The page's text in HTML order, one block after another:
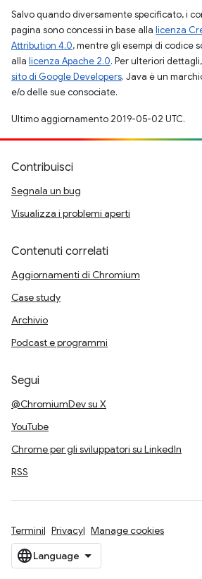
Salvo quando diversamente specificato, i
pagina sono concessi in base alla licenza
Attribution 4.0, mentre gli esempi di codice
alla licenza Apache 2.0. Per ulteriori
sito di Google Developers. Java è un
e/o delle sue consociate.
Ultimo aggiornamento 2019-05-02 UTC.
Contribuisci
Segnala un bug
Visualizza i problemi aperti
Contenuti correlati
Aggiornamenti di Chromium
Case study
Archivio
Podcast e programmi
Segui
@ChromiumDev su X
YouTube
Chrome per gli sviluppatori su LinkedIn
RSS
Termini Privacy Manage cookies